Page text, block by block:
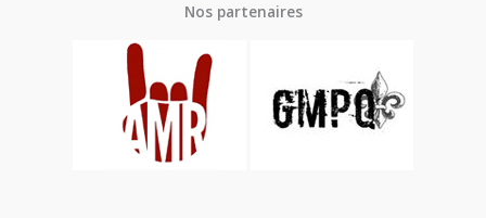
Nos partenaires